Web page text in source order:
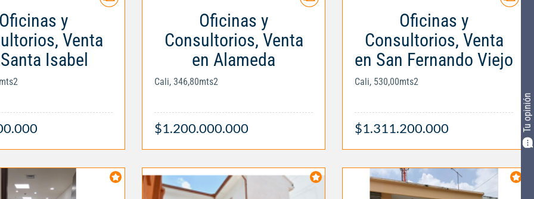
Tu opinión
Oficinas y
Venta
Isabel
Oficinas y
Consultorios, Venta
en Alameda
Cali, 346,80mts2
$1.200.000.000
Oficinas y
Consultorios, Venta
en San Fernando Viejo
Cali, 530,00mts2
$1.311.200.000